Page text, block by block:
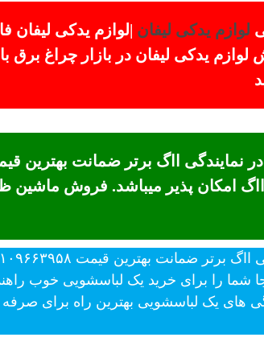
لوازم یدکی لیفان |لوازم یدکی لیفان
قیمت و ثبت سفارس تماس بگیرید 09125101633 فروش لوازم یدکی
امکان پذیر میباشد. فروش ماشین
شما را برای خرید یک لباسشویی خوب
یک لباسشویی بهترین راه برای صرفه